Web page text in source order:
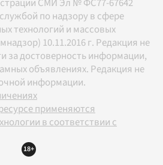
СМИ Эл № ФС77-67642
по надзору в сфере
технологий и массовых
10.11.2016 г. Редакция не
за достоверность информации,
объявлениях. Редакция не
информации.
применяются
в соответствии с
18+